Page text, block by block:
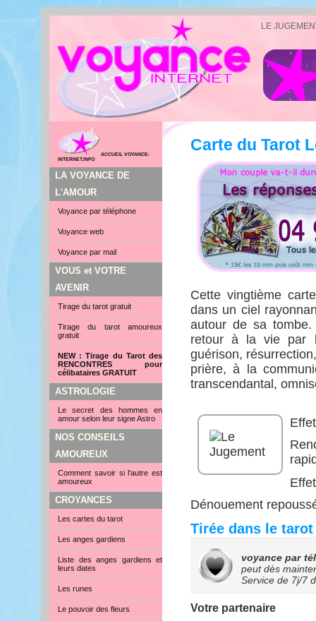
LE
ACCUEIL VOYANCE-
INTERNET.INFO
LA VOYANCE DE
L'AMOUR
Voyance par téléphone
Voyance web
Voyance par mail
VOUS et VOTRE
AVENIR
Tirage du tarot gratuit
Tirage du tarot amoureux
gratuit
NEW : Tirage du Tarot des
RENCONTRES pour
célibataires GRATUIT
ASTROLOGIE
Le secret des hommes en
amour selon leur signe Astro
NOS CONSEILS
AMOUREUX
Comment savoir si l'autre est
amoureux
CROYANCES
Les cartes du tarot
Les anges gardiens
Liste des anges gardiens et
leurs dates
Les runes
Le pouvoir des fleurs
Carte du Tarot
Cette vingtième
dans un ciel
autour de sa
retour à la vie par
guérison,
prière, à la
transcendantal,
Dénouement
Tirée dans le
voyance par
peut dès
Service de 7j/7
Votre partenaire